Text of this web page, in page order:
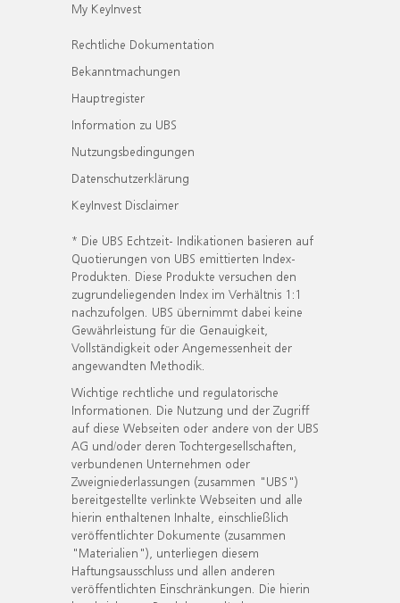
My KeyInvest
Rechtliche Dokumentation
Bekanntmachungen
Hauptregister
Information zu UBS
Nutzungsbedingungen
Datenschutzerklärung
KeyInvest Disclaimer
* Die UBS Echtzeit- Indikationen basieren auf
Quotierungen von UBS emittierten Index-
Produkten. Diese Produkte versuchen den
zugrundeliegenden Index im Verhältnis 1:1
nachzufolgen. UBS übernimmt dabei keine
Gewährleistung für die Genauigkeit,
Vollständigkeit oder Angemessenheit der
angewandten Methodik.
Wichtige rechtliche und regulatorische
Informationen. Die Nutzung und der Zugriff
auf diese Webseiten oder andere von der UBS
AG und/oder deren Tochtergesellschaften,
verbundenen Unternehmen oder
Zweigniederlassungen (zusammen "UBS")
bereitgestellte verlinkte Webseiten und alle
hierin enthaltenen Inhalte, einschließlich
veröffentlichter Dokumente (zusammen
"Materialien"), unterliegen diesem
Haftungsausschluss und allen anderen
veröffentlichten Einschränkungen. Die hierin